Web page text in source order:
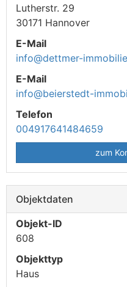
Lutherstr. 29
30171 Hannover
E-Mail
info@dettmer-
E-Mail
info@beierstedt-
Telefon
004917641484659
zum
Objektdaten
Objekt-ID
608
Objekttyp
Haus